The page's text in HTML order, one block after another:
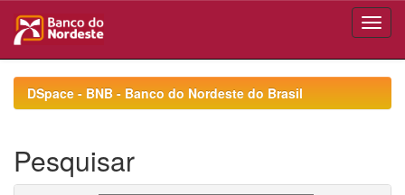
navigationDSpace - BNB - Banco do Nordeste do Brasil
Pesquisar